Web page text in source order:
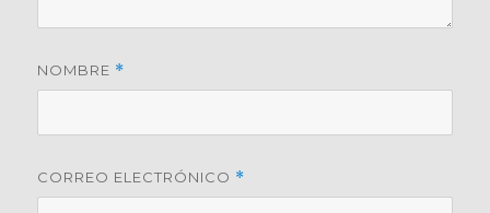
NOMBRE *
CORREO ELECTRÓNICO *